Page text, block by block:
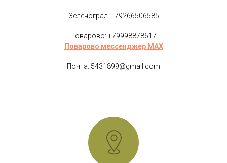
Зеленоград: +79266506585
Поварово: +79998878617
Поварово мессенджер MAX
Почта: 5431899@gmail.com